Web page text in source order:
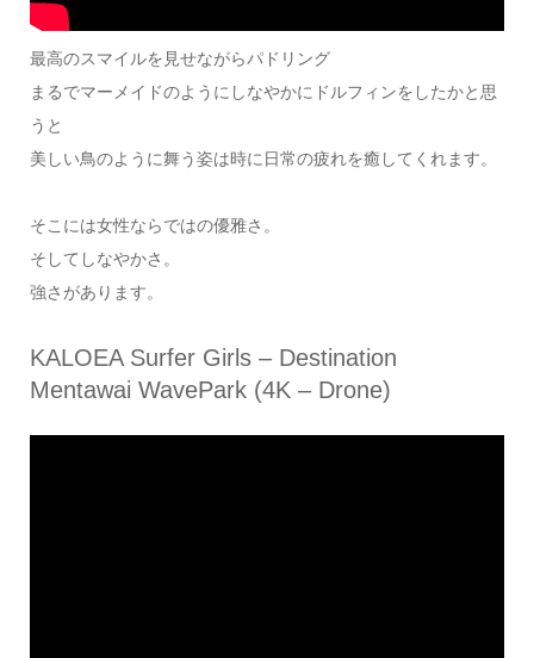
最高のスマイルを見せながらパドリング
まるでマーメイドのようにしなやかにドルフィンをしたかと思
うと
美しい鳥のように舞う姿は時に日常の疲れを癒してくれます。
そこには女性ならではの優雅さ。
そしてしなやかさ。
強さがあります。
KALOEA Surfer Girls – Destination
Mentawai WavePark (4K – Drone)